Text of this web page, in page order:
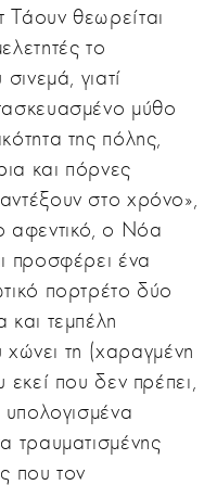
θεωρείται
το
γιατί
μύθο
της πόλης,
και πόρνες
στο χρόνο»,
αφεντικό, ο Νόα
προσφέρει ένα
πορτρέτο δύο
τεμπέλη
χώνει τη (χαραγμένη
που δεν πρέπει,
τραυματισμένης
που τον